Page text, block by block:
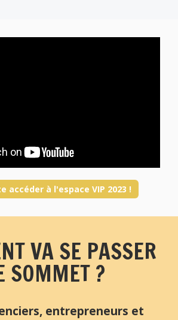
accéder à l'espace VIP 2023 !
VA SE PASSER
SOMMET ?
entrepreneurs et